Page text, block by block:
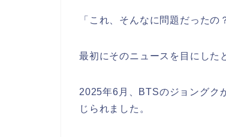
「これ、そんなに問題だったの
最初にそのニュースを目にした
2025年6月、BTSのジョングク
じられました。